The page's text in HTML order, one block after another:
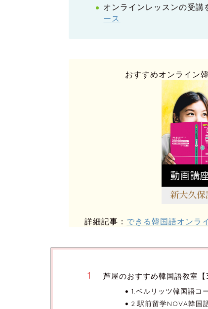
オンラインレッスンの受
ース
おすすめオンライン
詳細記事： できる韓国語オンラ
芦屋のおすすめ韓国語教室【
1.ベルリッツ韓国語コ
2.駅前留学NOVA韓国